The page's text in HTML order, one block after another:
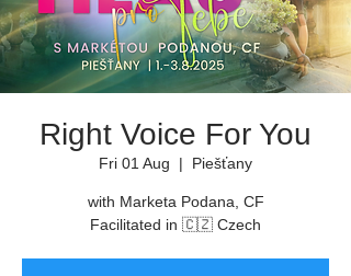
Right Voice For You
Fri 01 Aug
  |
Piešťany
with Marketa Podana, CF
Facilitated in 🇨🇿 Czech